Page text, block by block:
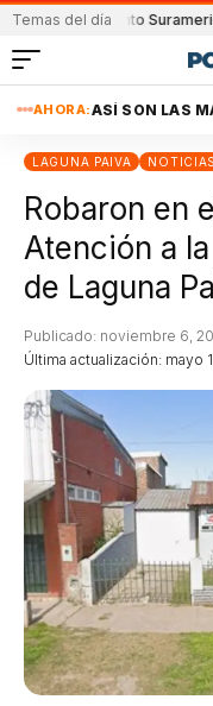
Temas del díaSuramericanos
AHORA:ASÍ SON LAS
LAGUNA PAIVA NOTICIAS
Robaron en
Atención a
de Laguna
Última actualización: mayo
Publicado: noviembre 6,